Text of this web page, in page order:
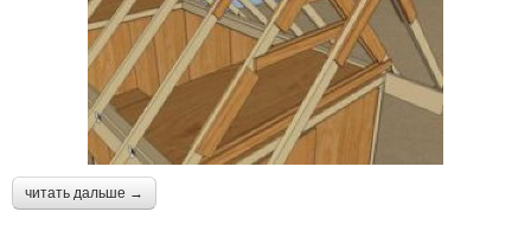
читать дальше →